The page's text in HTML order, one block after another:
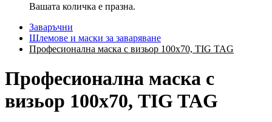
Вашата количка е празна.
Заваръчни
Шлемове и маски за заваряване
Професионална маска с визьор 100х70, TIG TAG
Професионална маска с
визьор 100х70, TIG TAG